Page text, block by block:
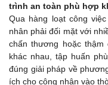
trình an toàn phù hợp
Qua hàng loạt công
nhân phải đối mặt với
chấn thương hoặc
khác nhau, tập huấn
đúng giải pháp về
ích cho công nhân vào